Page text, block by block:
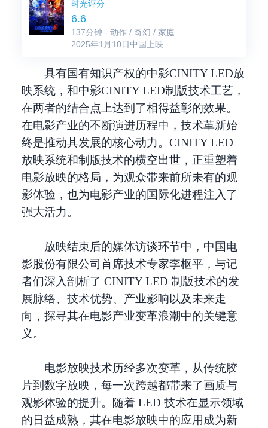
时光评分
6.6
137分钟 - 动作 / 奇幻 / 家庭
2025年1月10日中国上映
具有国有知识产权的中影CINITY LED放
映系统，和中影CINITY LED制版技术工艺，
在两者的结合点上达到了相得益彰的效果。
在电影产业的不断演进历程中，技术革新始
终是推动其发展的核心动力。CINITY LED
放映系统和制版技术的横空出世，正重塑着
电影放映的格局，为观众带来前所未有的观
影体验，也为电影产业的国际化进程注入了
强大活力。
放映结束后的媒体访谈环节中，中国电
影股份有限公司首席技术专家李枢平，与记
者们深入剖析了 CINITY LED 制版技术的发
展脉络、技术优势、产业影响以及未来走
向，探寻其在电影产业变革浪潮中的关键意
义。
电影放映技术历经多次变革，从传统胶
片到数字放映，每一次跨越都带来了画质与
观影体验的提升。随着 LED 技术在显示领域
的日益成熟，其在电影放映中的应用成为新